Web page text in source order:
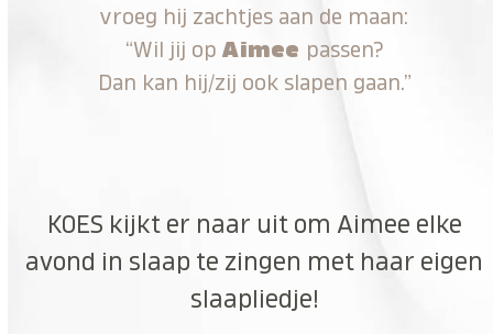
vroeg hij zachtjes aan de maan:
“Wil jij opAimee passen?
Dan kan hij/zij ook slapen gaan.”
KOES kijkt er naar uit om Aimee elke
avond in slaap te zingen met haar eigen
slaapliedje!